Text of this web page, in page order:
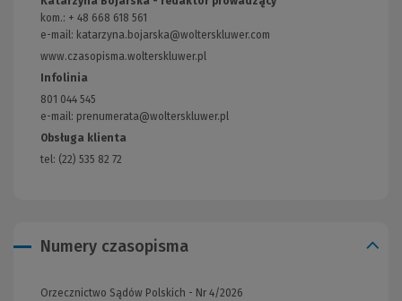
kom.: + 48 668 618 561
e-mail: katarzyna.bojarska@wolterskluwer.com
www.czasopisma.wolterskluwer.pl
Infolinia
801 044 545
e-mail: prenumerata@wolterskluwer.pl
Obsługa klienta
tel: (22) 535 82 72
Numery czasopisma
Orzecznictwo Sądów Polskich - Nr 4/2026